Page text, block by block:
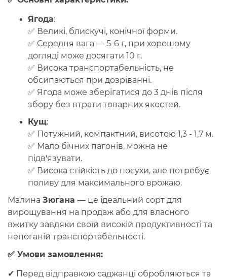
Ягода:
✅ Великі, блискучі, конічної форми.
✅ Середня вага — 5-6 г, при хорошому
догляді може досягати 10 г.
✅ Висока транспортабельність, не
обсипаються при дозріванні.
✅ Ягода може зберігатися до 3 днів після
збору без втрати товарних якостей.
Кущ:
✅ Потужний, компактний, висотою 1,3 - 1,7 м.
✅ Мало бічних пагонів, можна не
підв'язувати.
✅ Висока стійкість до посухи, але потребує
поливу для максимального врожаю.
Малина Зюгана — це ідеальний сорт для
вирощування на продаж або для власного
вжитку завдяки своїй високій продуктивності та
непоганій транспортабельності.
✅ Умови замовлення:
✔ Перед відправкою саджанці обробляються та